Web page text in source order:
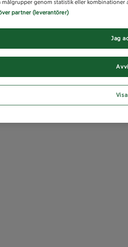
målgrupper genom statistik eller kombinationer
partner (leverantörer)
Jag